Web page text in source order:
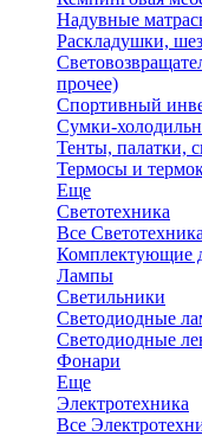
Надувные
Раскладушки,
прочее)
Спортивный
Сумки-
Тенты, палатки,
Термосы и
Еще
Светотехника
Все Светотехника
Комплектующие
Лампы
Светильники
Светодиодные
Светодиодные
Фонари
Еще
Электротехника
Все